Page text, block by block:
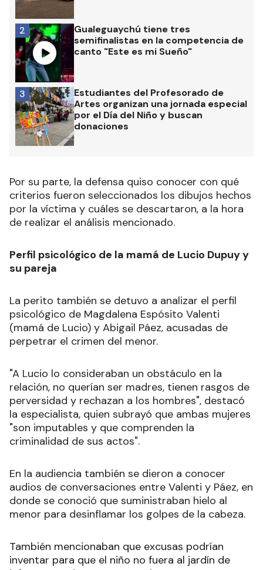
Gualeguaychú tiene tres
semifinalistas en la competencia de
canto "Este es mi Sueño"
2
Estudiantes del Profesorado de
Artes organizan una jornada especial
por el Día del Niño y buscan
donaciones
3
Por su parte, la defensa quiso conocer con qué
criterios fueron seleccionados los dibujos hechos
por la víctima y cuáles se descartaron, a la hora
de realizar el análisis mencionado.
Perfil psicológico de la mamá de Lucio Dupuy y
su pareja
La perito también se detuvo a analizar el perfil
psicológico de Magdalena Espósito Valenti
(mamá de Lucio) y Abigail Páez, acusadas de
perpetrar el crimen del menor.
"A Lucio lo consideraban un obstáculo en la
relación, no querían ser madres, tienen rasgos de
perversidad y rechazan a los hombres", destacó
la especialista, quien subrayó que ambas mujeres
"son imputables y que comprenden la
criminalidad de sus actos".
En la audiencia también se dieron a conocer
audios de conversaciones entre Valenti y Páez, en
donde se conoció que suministraban hielo al
menor para desinflamar los golpes de la cabeza.
También mencionaban que excusas podrían
inventar para que el niño no fuera al jardín de